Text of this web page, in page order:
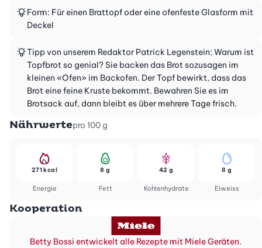
Form: Für einen Brattopf oder eine ofenfeste Glasform mit
Deckel
Tipp von unserem Redaktor Patrick Legenstein: Warum ist
Topfbrot so genial? Sie backen das Brot sozusagen im
kleinen «Ofen» im Backofen. Der Topf bewirkt, dass das
Brot eine feine Kruste bekommt. Bewahren Sie es im
Brotsack auf, dann bleibt es über mehrere Tage frisch.
Nährwertepro 100 g
Energie
271 kcal
Fett
8 g
Kohlenhydrate
42 g
Eiweiss
8 g
Kooperation
Betty Bossi entwickelt alle Rezepte mit Miele Geräten.